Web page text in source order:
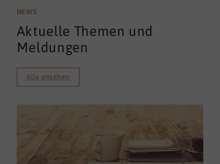
NEWS
Aktuelle Themen und
Meldungen
Alle ansehen